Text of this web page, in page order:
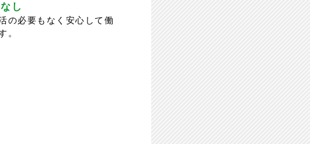
し
の必要もなく安心して働
。